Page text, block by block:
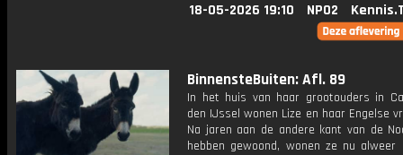
18-05-2026 19:10 NPO2
BinnensteBuiten: Afl. 89
In het huis van haar grootouders in
den IJssel wonen Lize en haar Engelse
Na jaren aan de andere kant van de
hebben gewoond, wonen ze nu alweer